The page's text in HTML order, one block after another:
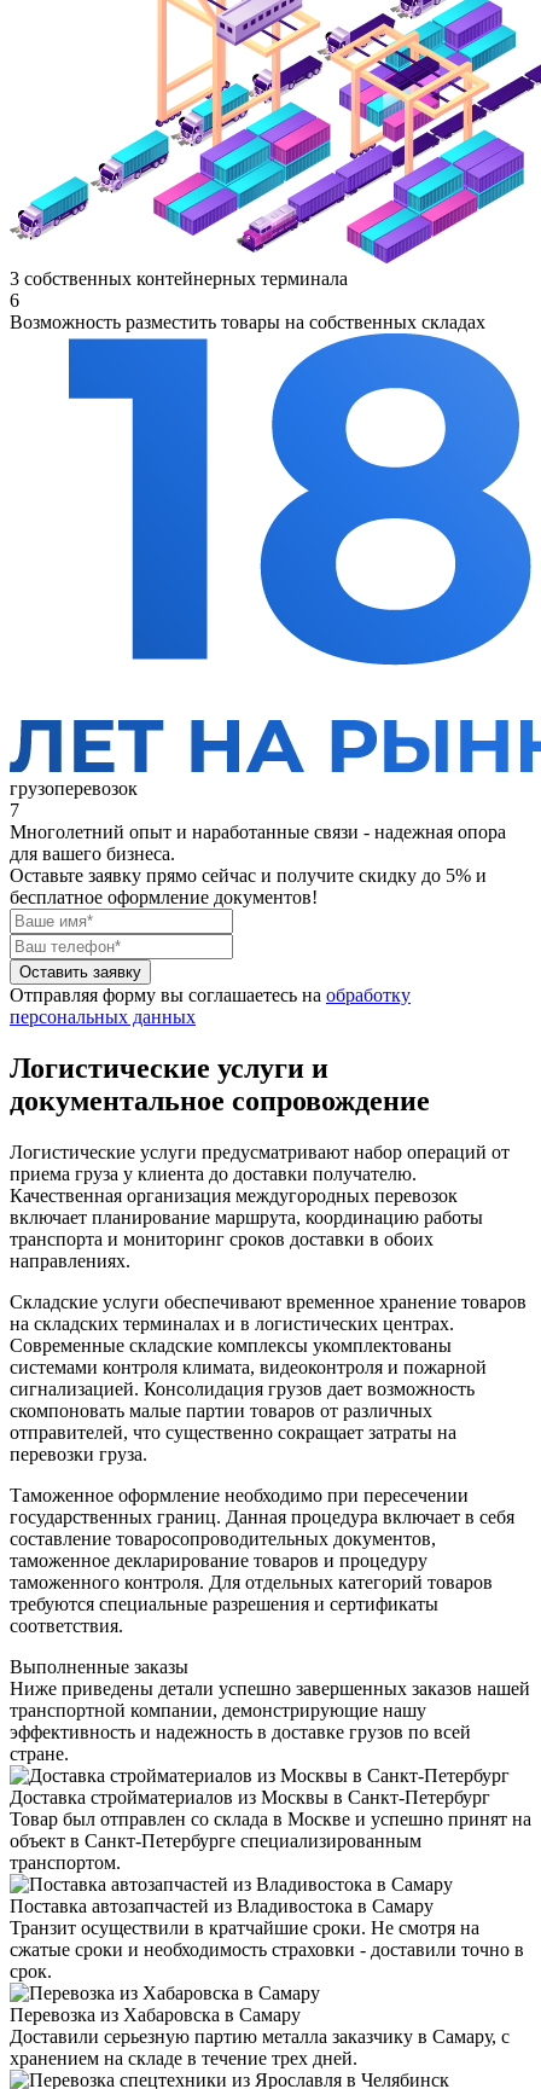
3 собственных контейнерных терминала
6
Возможность разместить товары на собственных складах
грузоперевозок
7
Многолетний опыт и наработанные связи - надежная опора
для вашего бизнеса.
Оставьте заявку прямо сейчас и получите скидку до 5% и
бесплатное оформление документов!
Оставить заявку
Отправляя форму вы соглашаетесь на обработку
персональных данных
Логистические услуги и
документальное сопровождение
Логистические услуги предусматривают набор операций от
приема груза у клиента до доставки получателю.
Качественная организация междугородных перевозок
включает планирование маршрута, координацию работы
транспорта и мониторинг сроков доставки в обоих
направлениях.
Складские услуги обеспечивают временное хранение товаров
на складских терминалах и в логистических центрах.
Современные складские комплексы укомплектованы
системами контроля климата, видеоконтроля и пожарной
сигнализацией. Консолидация грузов дает возможность
скомпоновать малые партии товаров от различных
отправителей, что существенно сокращает затраты на
перевозки груза.
Таможенное оформление необходимо при пересечении
государственных границ. Данная процедура включает в себя
составление товаросопроводительных документов,
таможенное декларирование товаров и процедуру
таможенного контроля. Для отдельных категорий товаров
требуются специальные разрешения и сертификаты
соответствия.
Выполненные заказы
Ниже приведены детали успешно завершенных заказов нашей
транспортной компании, демонстрирующие нашу
эффективность и надежность в доставке грузов по всей
стране.
Доставка стройматериалов из Москвы в Санкт-Петербург
Товар был отправлен со склада в Москве и успешно принят на
объект в Санкт-Петербурге специализированным
транспортом.
Поставка автозапчастей из Владивостока в Самару
Транзит осуществили в кратчайшие сроки. Не смотря на
сжатые сроки и необходимость страховки - доставили точно в
срок.
Перевозка из Хабаровска в Самару
Доставили серьезную партию металла заказчику в Самару, с
хранением на складе в течение трех дней.